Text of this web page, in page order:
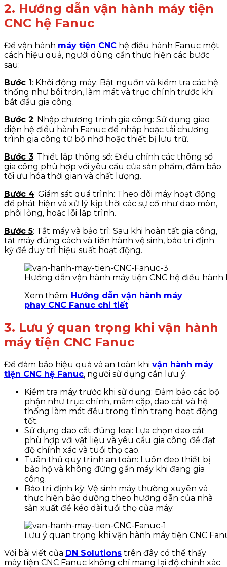
2. Hướng dẫn vận hành máy tiện
CNC hệ Fanuc
Để vận hành máy tiện CNC hệ điều hành Fanuc một
cách hiệu quả, người dùng cần thực hiện các bước
sau:
Bước 1: Khởi động máy: Bật nguồn và kiểm tra các hệ
thống như bôi trơn, làm mát và trục chính trước khi
bắt đầu gia công.
Bước 2: Nhập chương trình gia công: Sử dụng giao
diện hệ điều hành Fanuc để nhập hoặc tải chương
trình gia công từ bộ nhớ hoặc thiết bị lưu trữ.
Bước 3: Thiết lập thông số: Điều chỉnh các thông số
gia công phù hợp với yêu cầu của sản phẩm, đảm bảo
tối ưu hóa thời gian và chất lượng.
Bước 4: Giám sát quá trình: Theo dõi máy hoạt động
để phát hiện và xử lý kịp thời các sự cố như dao mòn,
phôi lỏng, hoặc lỗi lập trình.
Bước 5: Tắt máy và bảo trì: Sau khi hoàn tất gia công,
tắt máy đúng cách và tiến hành vệ sinh, bảo trì định
kỳ để duy trì hiệu suất hoạt động.
Hướng dẫn vận hành máy tiện CNC hệ điều hành
Xem thêm: Hướng dẫn vận hành máy
phay CNC Fanuc chi tiết
3. Lưu ý quan trọng khi vận hành
máy tiện CNC Fanuc
Để đảm bảo hiệu quả và an toàn khi vận hành máy
tiện CNC hệ Fanuc, người sử dụng cần lưu ý:
Kiểm tra máy trước khi sử dụng: Đảm bảo các bộ
phận như trục chính, mâm cặp, dao cắt và hệ
thống làm mát đều trong tình trạng hoạt động
tốt.
Sử dụng dao cắt đúng loại: Lựa chọn dao cắt
phù hợp với vật liệu và yêu cầu gia công để đạt
độ chính xác và tuổi thọ cao.
Tuân thủ quy trình an toàn: Luôn đeo thiết bị
bảo hộ và không đứng gần máy khi đang gia
công.
Bảo trì định kỳ: Vệ sinh máy thường xuyên và
thực hiện bảo dưỡng theo hướng dẫn của nhà
sản xuất để kéo dài tuổi thọ của máy.
Lưu ý quan trọng khi vận hành máy tiện CNC
Với bài viết của DN Solutions trên đây có thể thấy
máy tiện CNC Fanuc không chỉ mang lại độ chính xác